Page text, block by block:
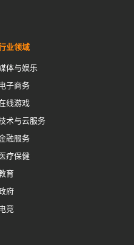
业领域
体与娱乐
子商务
线游戏
术与云服务
融服务
疗保健
育
府
竞